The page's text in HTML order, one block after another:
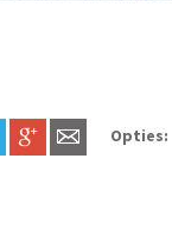
Opties: